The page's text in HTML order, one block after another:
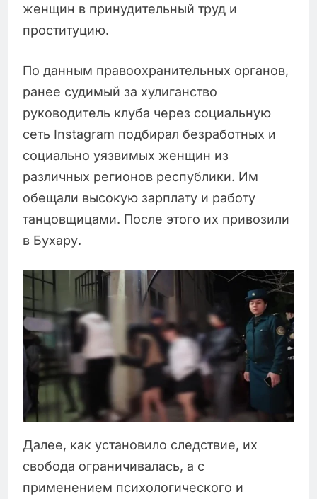
женщин в принудительный труд и
проституцию.
По данным правоохранительных органов,
ранее судимый за хулиганство
руководитель клуба через социальную
сеть Instagram подбирал безработных и
социально уязвимых женщин из
различных регионов республики. Им
обещали высокую зарплату и работу
танцовщицами. После этого их привозили
в Бухару.
Далее, как установило следствие, их
свобода ограничивалась, а с
применением психологического и